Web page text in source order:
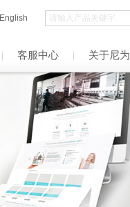
English
客服中心 关于尼为